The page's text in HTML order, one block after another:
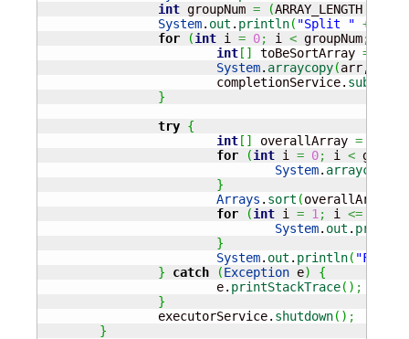
int groupNum = (ARRAY_LENGTH
System. out . println( "Split " +
for
(int i = 0; i < groupNum;
int [ ] toBeSortArray =
System. arraycopy(arr, i
			completionService.
submit
}
try {
int [ ] overallArray =
for
(int i = 0; i <
System. arraycopy
}
Arrays . sort (overallArray
for
(int i = 1 ; i <=
System. out . println
}
System. out . println(
}
catch (Exception e)
{
			e.
printStackTrace( ) ;
}
		executorService.
shutdown( ) ;
}